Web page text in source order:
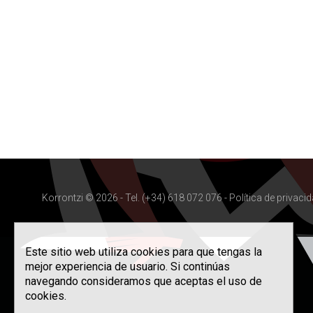
Korrontzi © 2026 - Tel. (+34) 618 072 076 - Política de
Este sitio web utiliza cookies para que tengas la
mejor experiencia de usuario. Si continúas
navegando consideramos que aceptas el uso de
cookies.